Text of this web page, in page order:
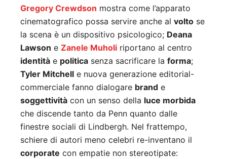
Gregory Crewdson mostra come l’apparato
cinematografico possa servire anche al volto se
la scena è un dispositivo psicologico; Deana
Lawson e Zanele Muholi riportano al centro
identità e politica senza sacrificare la forma;
Tyler Mitchell e nuova generazione editorial-
commerciale fanno dialogare brand e
soggettività con un senso della luce morbida
che discende tanto da Penn quanto dalle
finestre sociali di Lindbergh. Nel frattempo,
schiere di autori meno celebri re-inventano il
corporate con empatie non stereotipate: